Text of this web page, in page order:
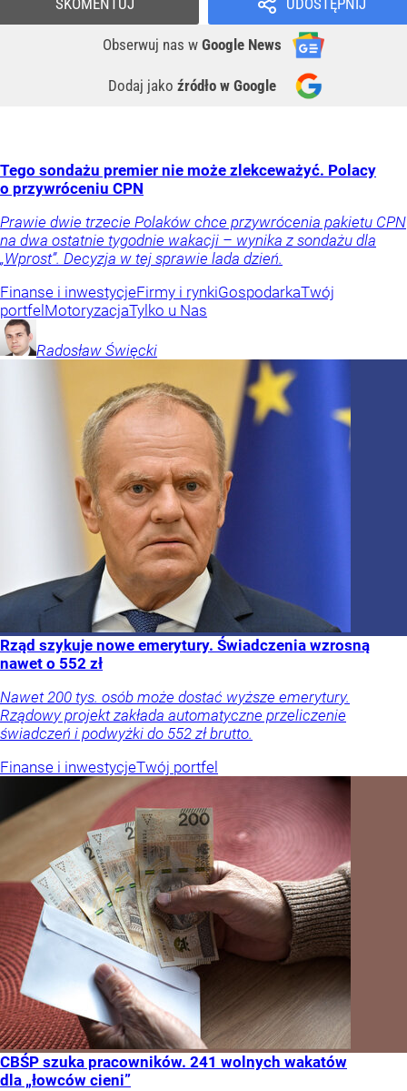
UDOSTĘPNIJ
Obserwuj nas w Google News
Dodaj jako źródło w Google
SKOMENTUJ
Tego sondażu premier nie może zlekceważyć. Polacy
o przywróceniu CPN
Prawie dwie trzecie Polaków chce przywrócenia pakietu CPN
na dwa ostatnie tygodnie wakacji – wynika z sondażu dla
„Wprost”. Decyzja w tej sprawie lada dzień.
Finanse i inwestycjeFirmy i rynkiGospodarkaTwój
portfel MotoryzacjaTylko u Nas
Radosław Święcki
Rząd szykuje nowe emerytury. Świadczenia wzrosną
nawet o 552 zł
Nawet 200 tys. osób może dostać wyższe emerytury.
Rządowy projekt zakłada automatyczne przeliczenie
świadczeń i podwyżki do 552 zł brutto.
Finanse i inwestycjeTwój portfel
CBŚP szuka pracowników. 241 wolnych wakatów
dla „łowców cieni”